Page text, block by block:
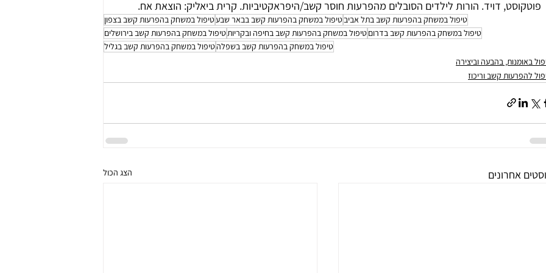
פוטקוסט, דויד. הורות לילדים הסובלים מהפרעות חוסר קשב/היפראקטיביות. קרית ביאליק: הוצאת אח.
טיפול במשחק בהפרעות קשב בתל אביבטיפול במשחק בהפרעות קשב בבאר שבעטיפול במשחק בהפרעות קשב בצפון
טיפול במשחק בהפרעות קשב בדרוםטיפול במשחק בהפרעות קשב בחיפה ובקריותטיפול במשחק בהפרעות קשב בירושלים
טיפול במשחק בהפרעות קשב בשפלהטיפול במשחק בהפרעות קשב בגליל
באומנות, בהבעה וביצירה
להפרעות קשב וריכוז
אחרונים הצג הכול